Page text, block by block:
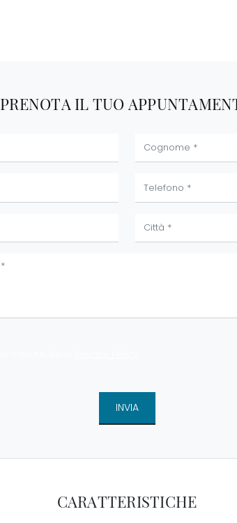
PRENOTA IL TUO
INVIA
CARATTERISTICHE